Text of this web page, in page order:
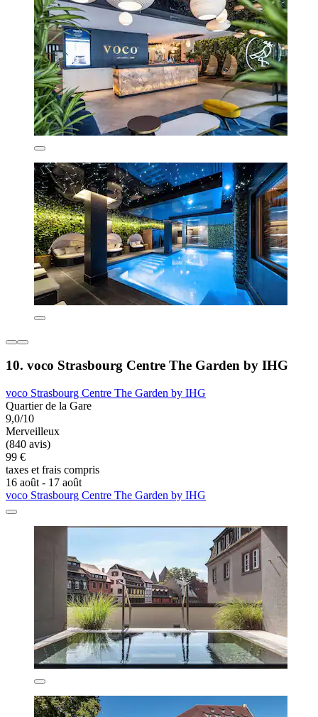
10. voco Strasbourg Centre The Garden by IHG
voco Strasbourg Centre The Garden by IHG
Quartier de la Gare
9,0/10
Merveilleux
(840 avis)
99 €
taxes et frais compris
16 août - 17 août
voco Strasbourg Centre The Garden by IHG